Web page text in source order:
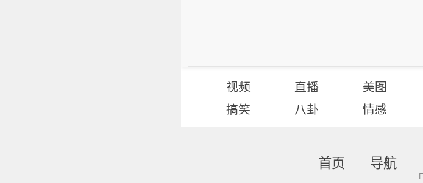
视频 直播 美图
搞笑
八卦 情感
首页 导航